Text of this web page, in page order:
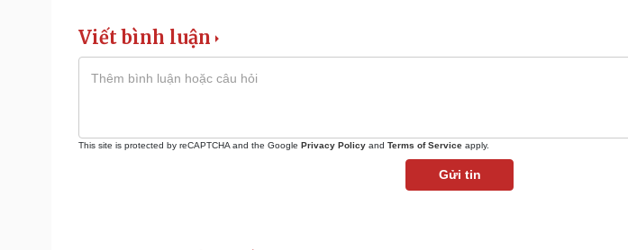
Viết bình luận
This site is protected by reCAPTCHA and the Google Privacy Policy and Terms of Service apply.
Gửi tin